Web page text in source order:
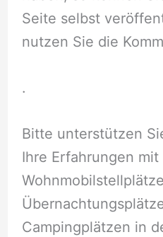
Seite selbst
nutzen Sie die
.
Bitte unterstützen
Ihre Erfahrungen mit
Campingplätzen in